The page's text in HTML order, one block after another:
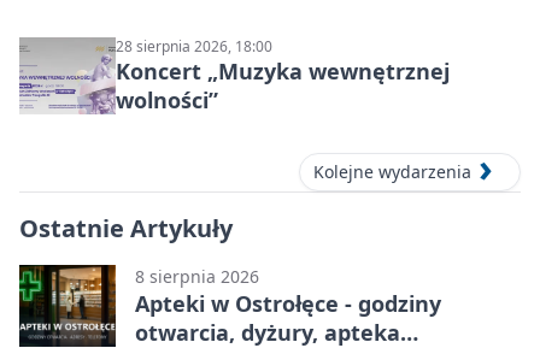
28 sierpnia 2026, 18:00
Koncert „Muzyka wewnętrznej
wolności”
Kolejne wydarzenia
Ostatnie Artykuły
8 sierpnia 2026
Apteki w Ostrołęce - godziny
otwarcia, dyżury, apteka